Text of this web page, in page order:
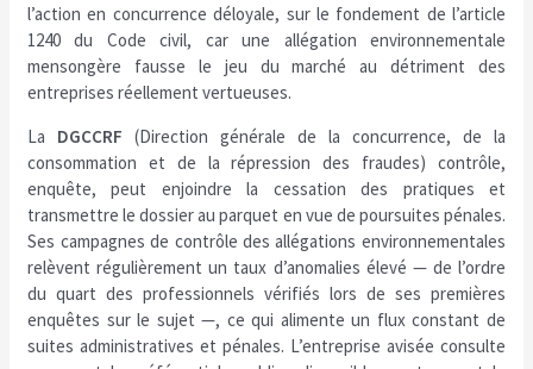
l’action en concurrence déloyale, sur le fondement de l’article
1240 du Code civil, car une allégation environnementale
mensongère fausse le jeu du marché au détriment des
entreprises réellement vertueuses.
La DGCCRF (Direction générale de la concurrence, de la
consommation et de la répression des fraudes) contrôle,
enquête, peut enjoindre la cessation des pratiques et
transmettre le dossier au parquet en vue de poursuites pénales.
Ses campagnes de contrôle des allégations environnementales
relèvent régulièrement un taux d’anomalies élevé — de l’ordre
du quart des professionnels vérifiés lors de ses premières
enquêtes sur le sujet —, ce qui alimente un flux constant de
suites administratives et pénales. L’entreprise avisée consulte